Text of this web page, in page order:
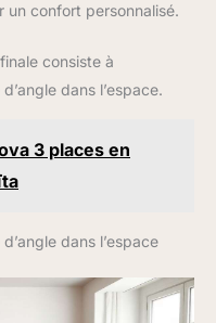
un confort personnalisé.
consiste à
dans l’espace.
3 places en
dans l’espace